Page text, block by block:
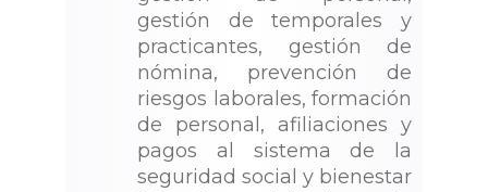
gestión de temporales y
practicantes, gestión de
nómina, prevención de
riesgos laborales, formación
de personal, afiliaciones y
pagos al sistema de la
seguridad social y bienestar